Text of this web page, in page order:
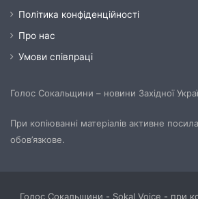
Політика конфіденційності
Про нас
Умови співпраці
Голос Сокальщини – новини Західної
При копіюванні матеріалів активне
обов’язкове.
Голос Сокальщини - Sokal Voice - при